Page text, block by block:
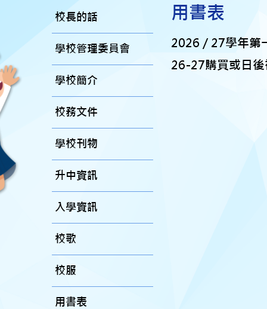
校長的話
學校管理委員會
學校簡介
校務文件
學校刊物
升中資訊
入學資訊
校歌
校服
用書表
用書表
2026 / 27學年第
26-27購買或日